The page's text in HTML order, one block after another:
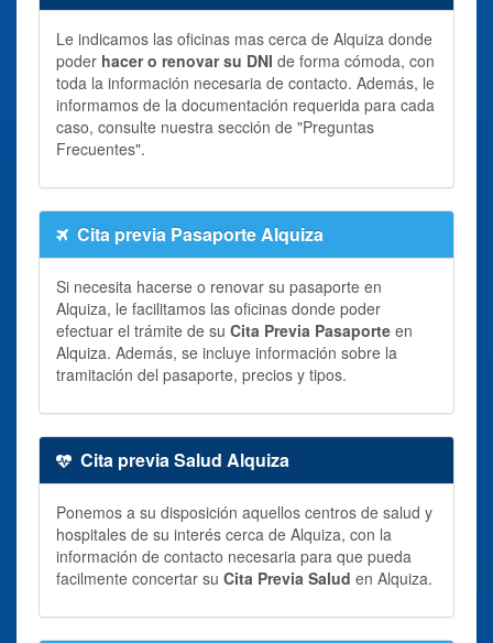
Le indicamos las oficinas mas cerca de Alquiza donde
poder hacer o renovar su DNI de forma cómoda, con
toda la información necesaria de contacto. Además, le
informamos de la documentación requerida para cada
caso, consulte nuestra sección de "Preguntas
Frecuentes".
Cita previa Pasaporte Alquiza
Si necesita hacerse o renovar su pasaporte en
Alquiza, le facilitamos las oficinas donde poder
efectuar el trámite de su Cita Previa Pasaporte en
Alquiza. Además, se incluye información sobre la
tramitación del pasaporte, precios y tipos.
Cita previa Salud Alquiza
Ponemos a su disposición aquellos centros de salud y
hospitales de su interés cerca de Alquiza, con la
información de contacto necesaria para que pueda
facilmente concertar su Cita Previa Salud en Alquiza.